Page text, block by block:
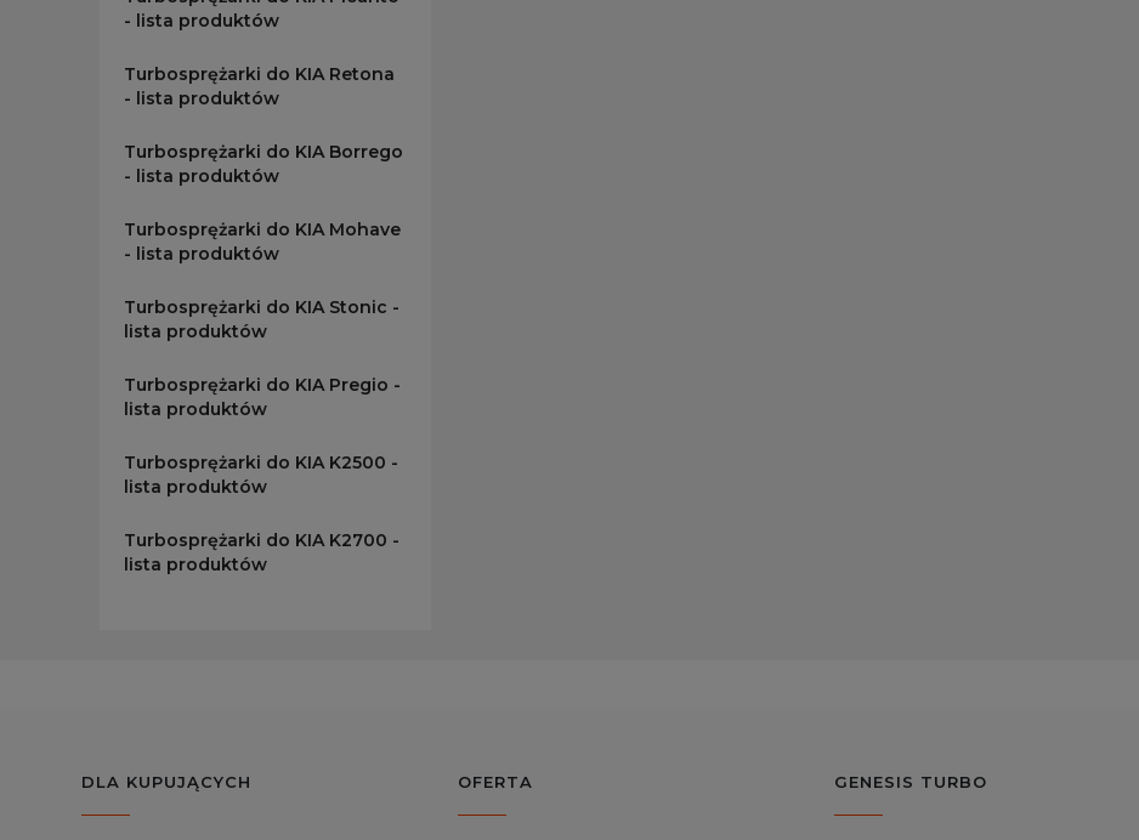
- lista produktów
Turbosprężarki do KIA Retona
- lista produktów
Turbosprężarki do KIA Borrego
- lista produktów
Turbosprężarki do KIA Mohave
- lista produktów
Turbosprężarki do KIA Stonic -
lista produktów
Turbosprężarki do KIA Pregio -
lista produktów
Turbosprężarki do KIA K2500 -
lista produktów
Turbosprężarki do KIA K2700 -
lista produktów
DLA KUPUJĄCYCH OFERTA GENESIS TURBO